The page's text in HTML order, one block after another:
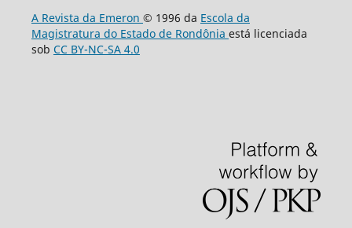
A Revista da Emeron © 1996 da Escola da
Magistratura do Estado de Rondônia está licenciada
sob CC BY-NC-SA 4.0